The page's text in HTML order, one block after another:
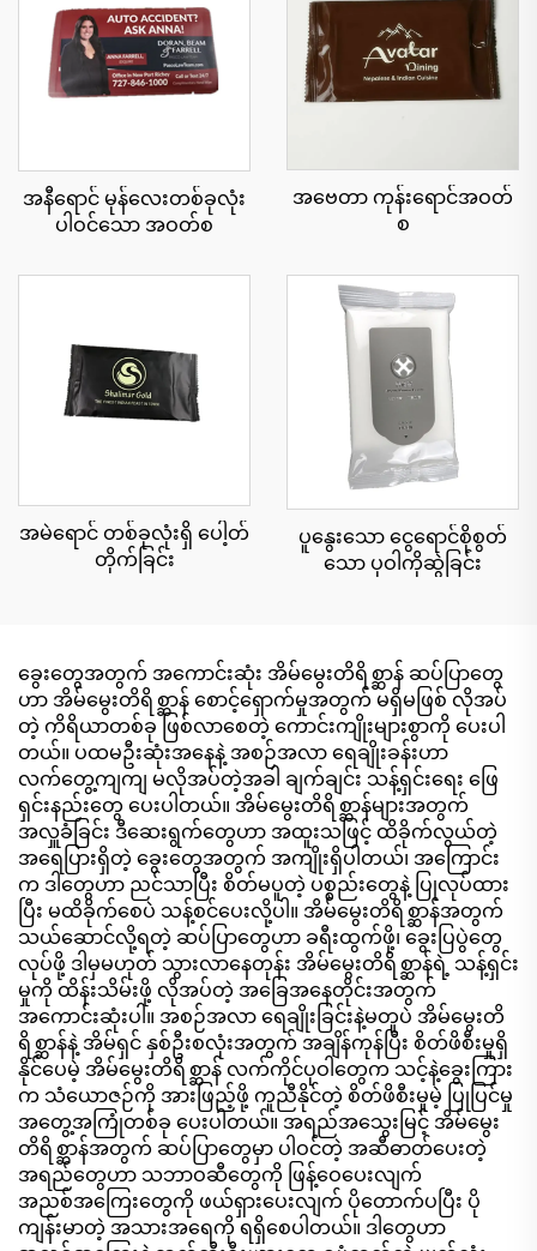
အနီရောင် မုန်လေးတစ်ခုလုံး
ပါဝင်သော အဝတ်စ
အဗေတာ ကုန်းရောင်အဝတ်
စ
အမဲရောင် တစ်ခုလုံးရှိ ပေါ့တ်
တိုက်ခြင်း
ပူနွေးသော ငွေရောင်စိုစွတ်
သော ပုဝါကိုဆွဲခြင်း
ခွေးတွေအတွက် အကောင်းဆုံး အိမ်မွေးတိရိစ္ဆာန် ဆပ်ပြာတွေ
ဟာ အိမ်မွေးတိရိစ္ဆာန် စောင့်ရှောက်မှုအတွက် မရှိမဖြစ် လိုအပ်
တဲ့ ကိရိယာတစ်ခု ဖြစ်လာစေတဲ့ ကောင်းကျိုးများစွာကို ပေးပါ
တယ်။ ပထမဦးဆုံးအနေနဲ့ အစဉ်အလာ ရေချိုးခန်းဟာ
လက်တွေ့ကျကျ မလိုအပ်တဲ့အခါ ချက်ချင်း သန့်ရှင်းရေး ဖြေ
ရှင်းနည်းတွေ ပေးပါတယ်။ အိမ်မွေးတိရိစ္ဆာန်များအတွက်
အလှူခံခြင်း ဒီဆေးရွက်တွေဟာ အထူးသဖြင့် ထိခိုက်လွယ်တဲ့
အရေပြားရှိတဲ့ ခွေးတွေအတွက် အကျိုးရှိပါတယ်၊ အကြောင်း
က ဒါတွေဟာ ညင်သာပြီး စိတ်မပူတဲ့ ပစ္စည်းတွေနဲ့ ပြုလုပ်ထား
ပြီး မထိခိုက်စေပဲ သန့်စင်ပေးလို့ပါ။ အိမ်မွေးတိရိစ္ဆာန်အတွက်
သယ်ဆောင်လို့ရတဲ့ ဆပ်ပြာတွေဟာ ခရီးထွက်ဖို့၊ ခွေးပြပွဲတွေ
လုပ်ဖို့ ဒါမှမဟုတ် သွားလာနေတုန်း အိမ်မွေးတိရိစ္ဆာန်ရဲ့ သန့်ရှင်း
မှုကို ထိန်းသိမ်းဖို့ လိုအပ်တဲ့ အခြေအနေတိုင်းအတွက်
အကောင်းဆုံးပါ။ အစဉ်အလာ ရေချိုးခြင်းနဲ့မတူပဲ အိမ်မွေးတိ
ရိစ္ဆာန်နဲ့ အိမ်ရှင် နှစ်ဦးစလုံးအတွက် အချိန်ကုန်ပြီး စိတ်ဖိစီးမှုရှိ
နိုင်ပေမဲ့ အိမ်မွေးတိရိစ္ဆာန် လက်ကိုင်ပုဝါတွေက သင့်နဲ့ခွေးကြား
က သံယောဇဉ်ကို အားဖြည့်ဖို့ ကူညီနိုင်တဲ့ စိတ်ဖိစီးမှုမဲ့ ပြုပြင်မှု
အတွေ့အကြုံတစ်ခု ပေးပါတယ်။ အရည်အသွေးမြင့် အိမ်မွေး
တိရိစ္ဆာန်အတွက် ဆပ်ပြာတွေမှာ ပါဝင်တဲ့ အဆီဓာတ်ပေးတဲ့
အရည်တွေဟာ သဘာဝဆီတွေကို ဖြန့်ဝေပေးလျက်
အညစ်အကြေးတွေကို ဖယ်ရှားပေးလျက် ပိုတောက်ပပြီး ပို
ကျန်းမာတဲ့ အသားအရေကို ရရှိစေပါတယ်။ ဒါတွေဟာ